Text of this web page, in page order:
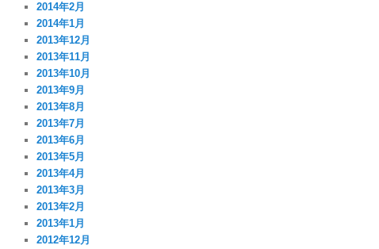
></script>
2014年2月
2014年1月
2013年12月
2013年11月
2013年10月
2013年9月
2013年8月
2013年7月
2013年6月
2013年5月
2013年4月
2013年3月
2013年2月
2013年1月
2012年12月